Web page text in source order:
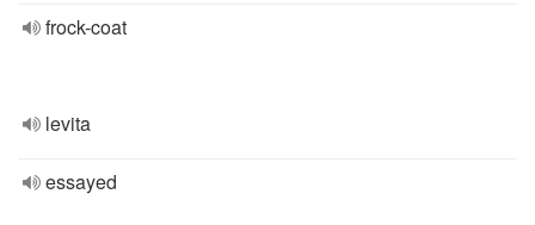
frock-coat
levita
essayed